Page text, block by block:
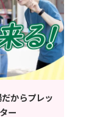
からプレッ
ー